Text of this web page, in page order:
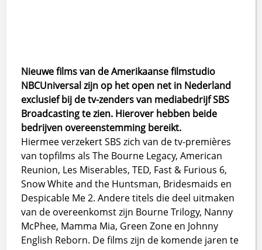
Nieuwe films van de Amerikaanse filmstudio
NBCUniversal zijn op het open net in Nederland
exclusief bij de tv-zenders van mediabedrijf SBS
Broadcasting te zien. Hierover hebben beide
bedrijven overeenstemming bereikt.
Hiermee verzekert SBS zich van de tv-premières
van topfilms als The Bourne Legacy, American
Reunion, Les Miserables, TED, Fast & Furious 6,
Snow White and the Huntsman, Bridesmaids en
Despicable Me 2. Andere titels die deel uitmaken
van de overeenkomst zijn Bourne Trilogy, Nanny
McPhee, Mamma Mia, Green Zone en Johnny
English Reborn. De films zijn de komende jaren te